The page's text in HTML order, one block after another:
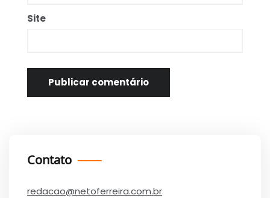
Site
Contato
redacao@netoferreira.com.br